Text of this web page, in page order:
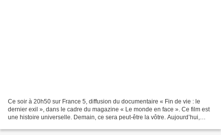
Ce soir à 20h50 sur France 5, diffusion du documentaire « Fin de vie : le
dernier exil », dans le cadre du magazine « Le monde en face ». Ce film est
une histoire universelle. Demain, ce sera peut-être la vôtre. Aujourd’hui,